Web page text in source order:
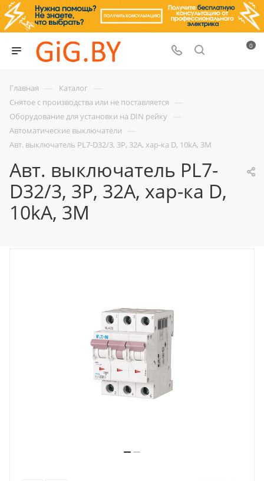
0
Главная — Каталог —
Снятое с производства или не поставляется —
Оборудование для установки на DIN рейку —
Автоматические выключатели —
Авт. выключатель PL7-D32/3, 3P, 32A, хар-ка D, 10kA, 3M
Авт. выключатель PL7-
D32/3, 3P, 32A, хар-ка D,
10kA, 3M